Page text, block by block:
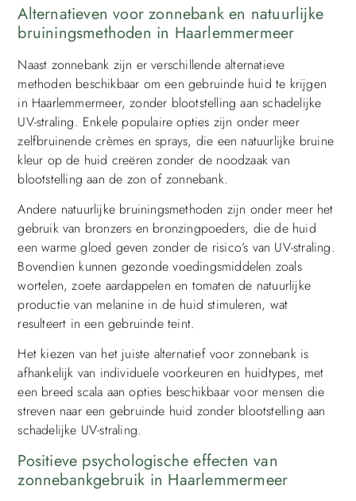
Alternatieven voor zonnebank en natuurlijke
bruiningsmethoden in Haarlemmermeer
Naast zonnebank zijn er verschillende alternatieve
methoden beschikbaar om een gebruinde huid te krijgen
in Haarlemmermeer, zonder blootstelling aan schadelijke
UV-straling. Enkele populaire opties zijn onder meer
zelfbruinende crèmes en sprays, die een natuurlijke bruine
kleur op de huid creëren zonder de noodzaak van
blootstelling aan de zon of zonnebank.
Andere natuurlijke bruiningsmethoden zijn onder meer het
gebruik van bronzers en bronzingpoeders, die de huid
een warme gloed geven zonder de risico’s van UV-straling.
Bovendien kunnen gezonde voedingsmiddelen zoals
wortelen, zoete aardappelen en tomaten de natuurlijke
productie van melanine in de huid stimuleren, wat
resulteert in een gebruinde teint.
Het kiezen van het juiste alternatief voor zonnebank is
afhankelijk van individuele voorkeuren en huidtypes, met
een breed scala aan opties beschikbaar voor mensen die
streven naar een gebruinde huid zonder blootstelling aan
schadelijke UV-straling.
Positieve psychologische effecten van
zonnebankgebruik in Haarlemmermeer